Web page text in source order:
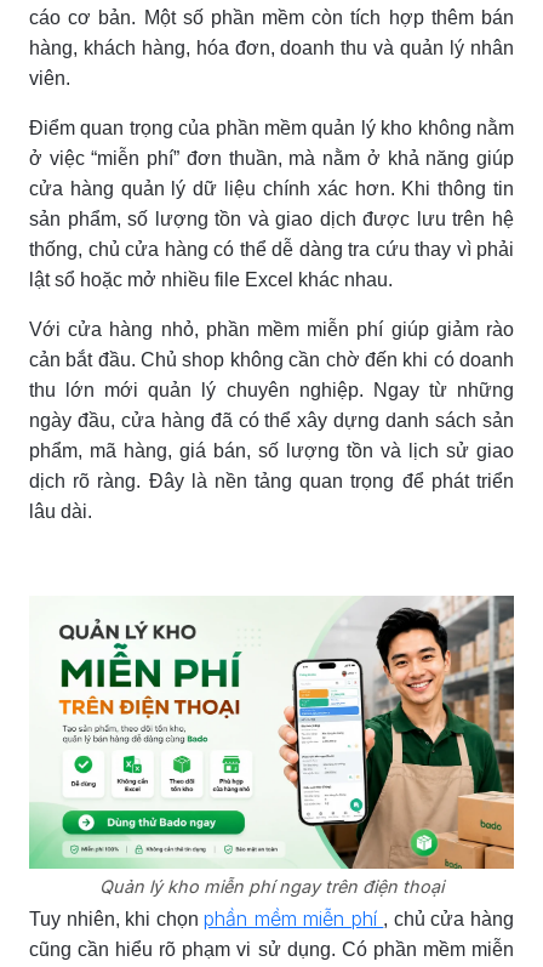
cáo cơ bản. Một số phần mềm còn tích hợp thêm bán
hàng, khách hàng, hóa đơn, doanh thu và quản lý nhân
viên.
Điểm quan trọng của phần mềm quản lý kho không nằm
ở việc “miễn phí” đơn thuần, mà nằm ở khả năng giúp
cửa hàng quản lý dữ liệu chính xác hơn. Khi thông tin
sản phẩm, số lượng tồn và giao dịch được lưu trên hệ
thống, chủ cửa hàng có thể dễ dàng tra cứu thay vì phải
lật sổ hoặc mở nhiều file Excel khác nhau.
Với cửa hàng nhỏ, phần mềm miễn phí giúp giảm rào
cản bắt đầu. Chủ shop không cần chờ đến khi có doanh
thu lớn mới quản lý chuyên nghiệp. Ngay từ những
ngày đầu, cửa hàng đã có thể xây dựng danh sách sản
phẩm, mã hàng, giá bán, số lượng tồn và lịch sử giao
dịch rõ ràng. Đây là nền tảng quan trọng để phát triển
lâu dài.
Quản lý kho miễn phí ngay trên điện thoại
Tuy nhiên, khi chọnphần mềm miễn phí , chủ cửa hàng
cũng cần hiểu rõ phạm vi sử dụng. Có phần mềm miễn